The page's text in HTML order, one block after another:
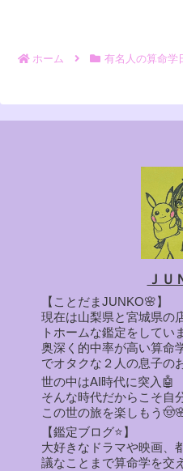
ホーム 有名人の算命
ＪＵ
【ことだまJUNKO🌸】
現在は山梨県と宮城県の
トホームな鑑定をしてい
奥深く的中率が高い算命
でオタクな２人の息子の
世の中はAI時代に突入🤖
そんな時代だからこそ自
この世の旅を楽しもう
【鑑定ブログ⭐】
大好きなドラマや映画、
議なことまで算命学を交